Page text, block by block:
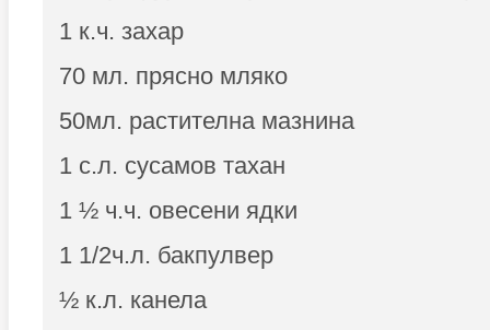
1 к.ч. захар
70 мл. прясно мляко
50мл. растителна мазнина
1 с.л. сусамов тахан
1 ½ ч.ч. овесени ядки
1 1/2ч.л. бакпулвер
½ к.л. канела